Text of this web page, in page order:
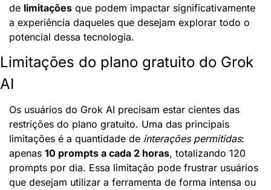
de limitações que podem impactar significativamente
a experiência daqueles que desejam explorar todo o
potencial dessa tecnologia.
Limitações do plano gratuito do Grok
AI
Os usuários do Grok AI precisam estar cientes das
restrições do plano gratuito. Uma das principais
limitações é a quantidade de interações permitidas:
apenas 10 prompts a cada 2 horas, totalizando 120
prompts por dia. Essa limitação pode frustrar usuários
que desejam utilizar a ferramenta de forma intensa ou